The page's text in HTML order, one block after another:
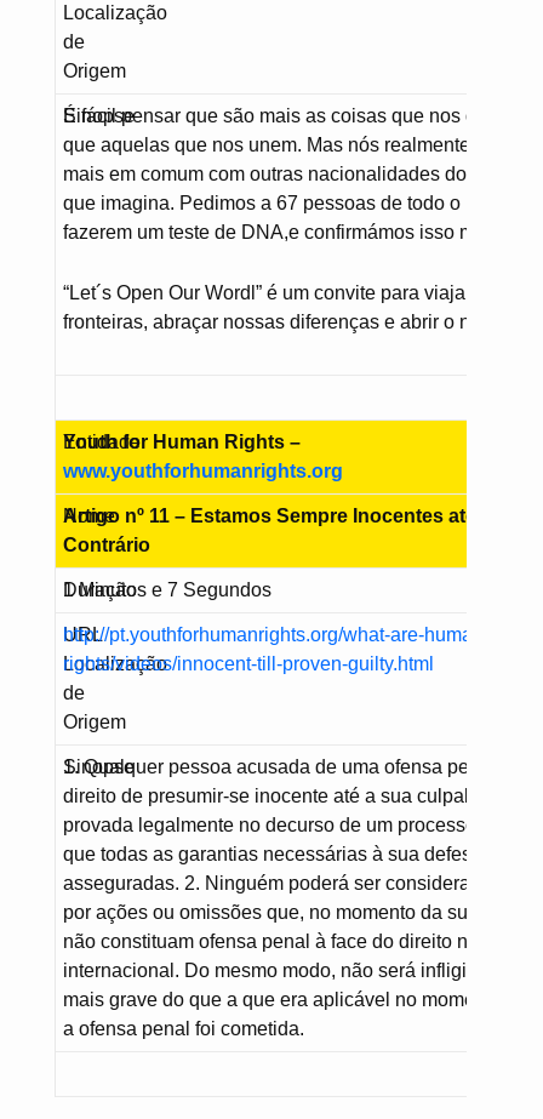
Localização
de
Origem
Sinopse
É fácil pensar que são mais as coisas que nos dividem
que aquelas que nos unem. Mas nós realmente temos
mais em comum com outras nacionalidades do que
que imagina. Pedimos a 67 pessoas de todo o mundo
fazerem um teste de DNA,e confirmámos isso mesmo!
“Let´s Open Our Wordl” é um convite para viajar
fronteiras, abraçar nossas diferenças e abrir o nosso
Entidade
Youth for Human Rights –
www.youthforhumanrights.org
Nome
Artigo nº 11 – Estamos Sempre Inocentes até Prova
Contrário
Duração
1 Minutos e 7 Segundos
URL
Localização
de
Origem
http://pt.youthforhumanrights.org/what-are-human-
rights/videos/innocent-till-proven-guilty.html
Sinopse
1. Qualquer pessoa acusada de uma ofensa penal tem
direito de presumir-se inocente até a sua culpabilidade
provada legalmente no decurso de um processo
que todas as garantias necessárias à sua defesa lhe
asseguradas. 2. Ninguém poderá ser considerado
por ações ou omissões que, no momento da sua
não constituam ofensa penal à face do direito nacional
internacional. Do mesmo modo, não será infligida pena
mais grave do que a que era aplicável no momento em
a ofensa penal foi cometida.